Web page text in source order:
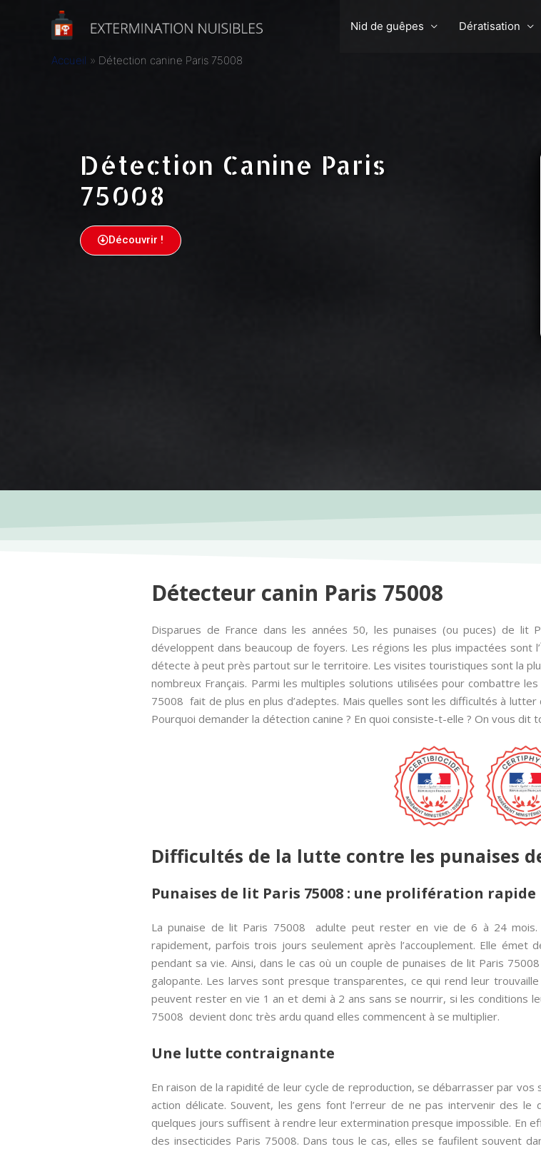
Nid de guêpes Dératisation
Accueil Détection canine Paris 75008
Détection Canine Paris
75008
Découvrir !
Détecteur canin Paris 75008
Disparues de France dans les années 50, les punaises (ou puces) de
développent dans beaucoup de foyers. Les régions les plus impactées sont
détecte à peut près partout sur le territoire. Les visites touristiques sont la
nombreux Français. Parmi les multiples solutions utilisées pour combattre
75008 fait de plus en plus d’adeptes. Mais quelles sont les difficultés à
Pourquoi demander la détection canine ? En quoi consiste-t-elle ? On vous dit
Difficultés de la lutte contre les punaises
Punaises de lit Paris 75008 : une prolifération rapide
La punaise de lit Paris 75008 adulte peut rester en vie de 6 à 24 mois.
rapidement, parfois trois jours seulement après l’accouplement. Elle
pendant sa vie. Ainsi, dans le cas où un couple de punaises de lit Paris
galopante. Les larves sont presque transparentes, ce qui rend leur
peuvent rester en vie 1 an et demi à 2 ans sans se nourrir, si les conditions
75008 devient donc très ardu quand elles commencent à se multiplier.
Une lutte contraignante
En raison de la rapidité de leur cycle de reproduction, se débarrasser par
action délicate. Souvent, les gens font l’erreur de ne pas intervenir des
quelques jours suffisent à rendre leur extermination presque impossible. En
des insecticides Paris 75008. Dans tous le cas, elles se faufilent souvent